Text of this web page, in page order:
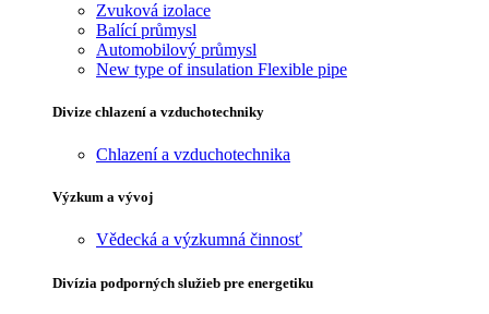
Zvuková izolace
Balící průmysl
Automobilový průmysl
New type of insulation Flexible pipe
Divize chlazení a vzduchotechniky
Chlazení a vzduchotechnika
Výzkum a vývoj
Vědecká a výzkumná činnosť
Divízia podporných služieb pre energetiku